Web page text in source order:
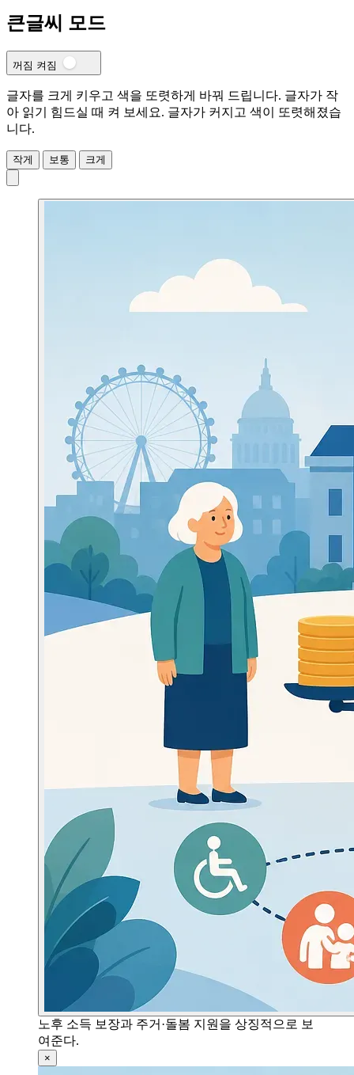
큰글씨 모드
꺼짐 켜짐
글자를 크게 키우고 색을 또렷하게 바꿔 드립니다. 글자가 작
아 읽기 힘드실 때 켜 보세요. 글자가 커지고 색이 또렷해졌습
니다.
작게 보통 크게
노후 소득 보장과 주거·돌봄 지원을 상징적으로 보
여준다.
×